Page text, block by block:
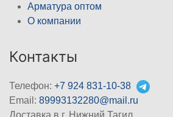
Арматура оптом
О компании
Контакты
Телефон: +7 924 831-10-38
Email: 89993132280@mail.ru